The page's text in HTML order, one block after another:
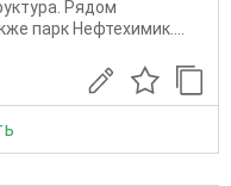
Рядом
парк Нефтехимик....